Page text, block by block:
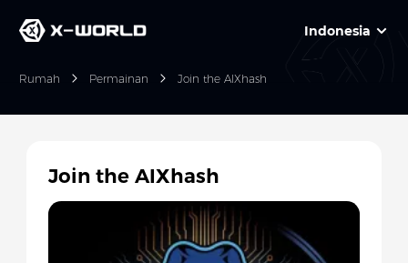
Indonesia
Rumah Permainan Join the AIXhash
Join the AIXhash